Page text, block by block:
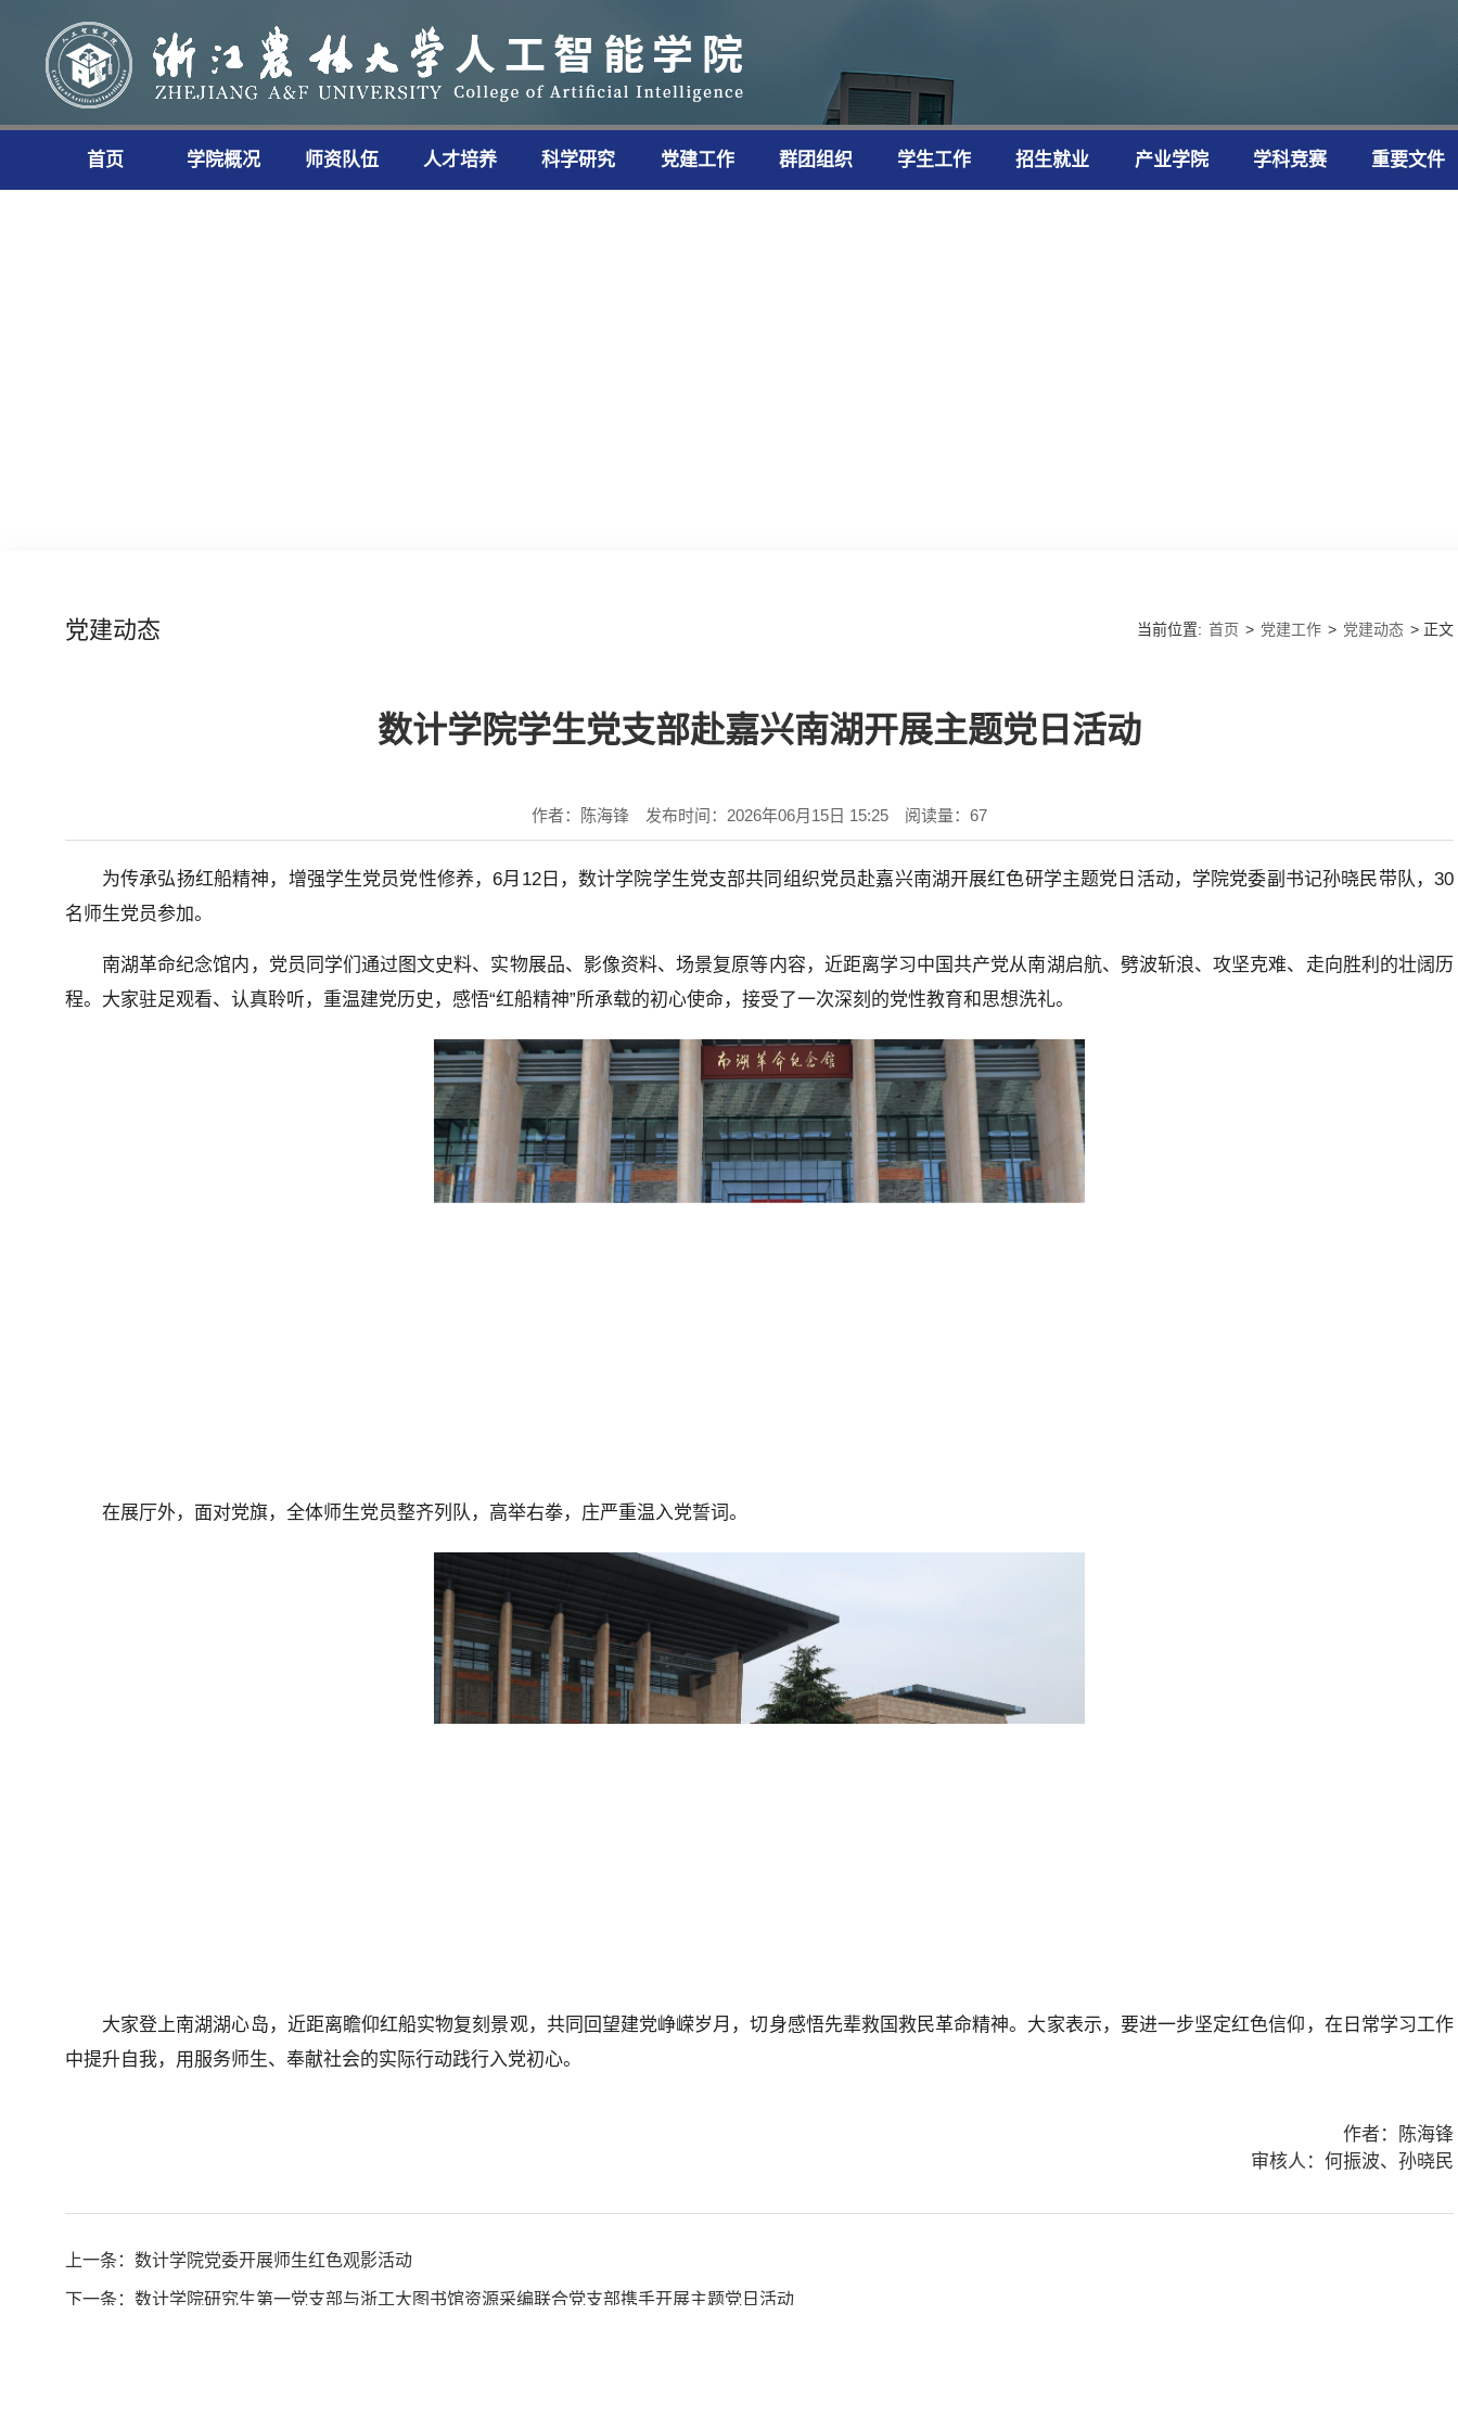
首页 学院概况 师资队伍 人才培养 科学研究 党建工作 群团组织 学生工作 招生就业 产业学院 学科竞赛 重要文件
党建动态 当前位置: 首页 > 党建工作 > 党建动态 > 正文
数计学院学生党支部赴嘉兴南湖开展主题党日活动
作者：陈海锋 发布时间：2026年06月15日 15:25 阅读量： 67
为传承弘扬红船精神，增强学生党员党性修养，6月12日，数计学院学生党支部共同组织党员赴嘉兴南湖开展红色研学主题党日活动，学院党委副书记孙晓民带队，30
名师生党员参加。
南湖革命纪念馆内，党员同学们通过图文史料、实物展品、影像资料、场景复原等内容，近距离学习中国共产党从南湖启航、劈波斩浪、攻坚克难、走向胜利的壮阔历
程。大家驻足观看、认真聆听，重温建党历史，感悟“红船精神”所承载的初心使命，接受了一次深刻的党性教育和思想洗礼。
在展厅外，面对党旗，全体师生党员整齐列队，高举右拳，庄严重温入党誓词。
大家登上南湖湖心岛，近距离瞻仰红船实物复刻景观，共同回望建党峥嵘岁月，切身感悟先辈救国救民革命精神。大家表示，要进一步坚定红色信仰，在日常学习工作
中提升自我，用服务师生、奉献社会的实际行动践行入党初心。
作者：陈海锋
审核人：何振波、孙晓民
上一条： 数计学院党委开展师生红色观影活动
下一条： 数计学院研究生第一党支部与浙工大图书馆资源采编联合党支部携手开展主题党日活动